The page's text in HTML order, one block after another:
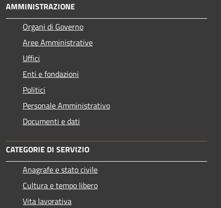
AMMINISTRAZIONE
Organi di Governo
Aree Amministrative
Uffici
Enti e fondazioni
Politici
Personale Amministrativo
Documenti e dati
CATEGORIE DI SERVIZIO
Anagrafe e stato civile
Cultura e tempo libero
Vita lavorativa